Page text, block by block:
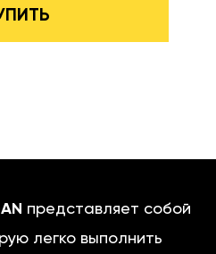
представляет собой
легко выполнить